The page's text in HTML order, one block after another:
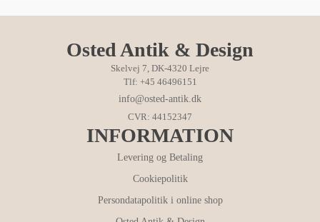
Osted Antik & Design
Skelvej 7, DK-4320 Lejre
Tlf: +45 46496151
info@osted-antik.dk
CVR: 44152347
INFORMATION
Levering og Betaling
Cookiepolitik
Persondatapolitik i online shop